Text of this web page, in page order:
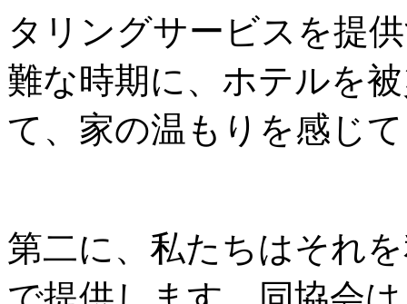
タリングサービスを提
難な時期に、ホテルを
て、家の温もりを感じ
第二に、私たちはそれ